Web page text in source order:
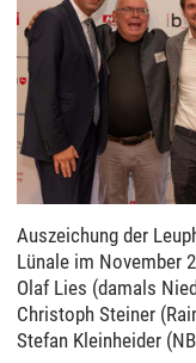
Auszeichung der
Lünale im November
Olaf Lies (damals
Christoph Steiner
Stefan Kleinheider